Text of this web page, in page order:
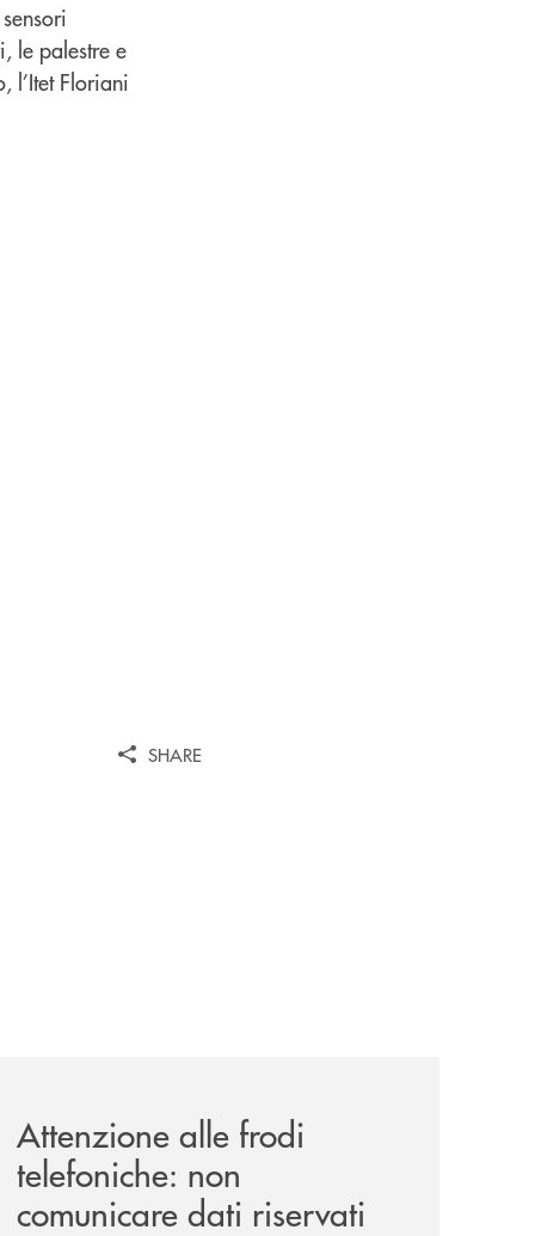
le palestre e
l’Itet Floriani
SHARE
Attenzione alle frodi
telefoniche: non
comunicare dati riservati